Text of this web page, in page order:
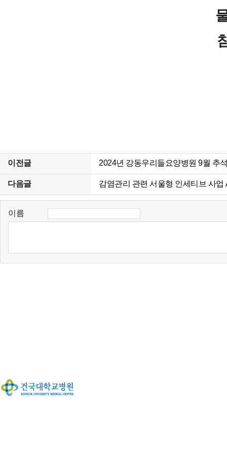
이전글 2024년 강동우리들요양병원 9월 추
다음글 감염관리 관련 서울형 인세티브 사업
이름